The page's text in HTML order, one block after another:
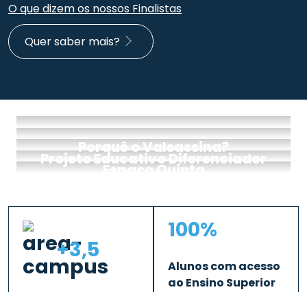
O que dizem os nossos Finalistas
Quer saber mais?
Porquê o Valsassina?
Projeto Educativo Diferenciador
Espaço Quinta
+3,5
100%
Alunos com acesso
ao Ensino Superior